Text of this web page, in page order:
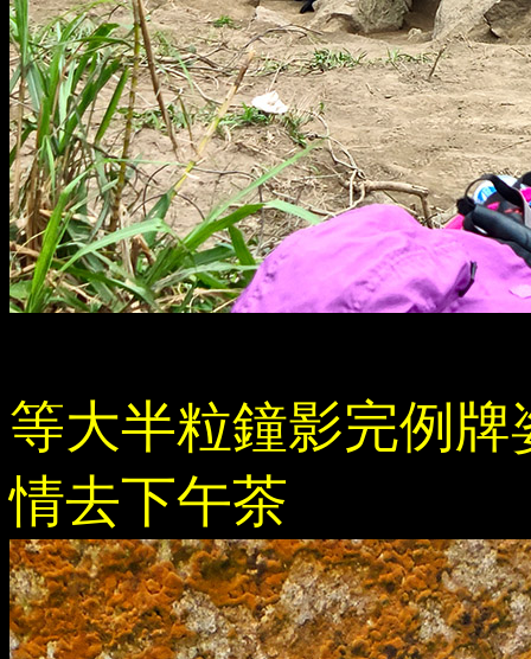
等大半粒鐘影完例
情去下午茶